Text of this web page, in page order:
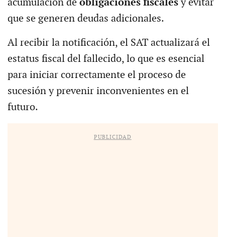
acumulación de obligaciones fiscalesy evitar
que se generen deudas adicionales.
Al recibir la notificación, el SAT actualizará el
estatus fiscal del fallecido, lo que es esencial
para iniciar correctamente el proceso de
sucesión y prevenir inconvenientes en el
futuro.
PUBLICIDAD